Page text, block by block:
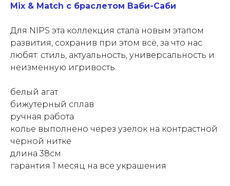
Mix & Match с браслетом Ваби-Саби
Для NIPS эта коллекция стала новым этапом
развития, сохранив при этом всё, за что нас
любят: стиль, актуальность, универсальность и
неизменную игривость.
белый агат
бижутерный сплав
ручная работа
колье выполнено через узелок на контрастной
чёрной нитке
длина 38см
гарантия 1 месяц на все украшения